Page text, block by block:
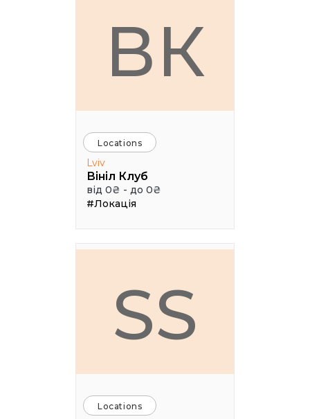
ВК
Locations
Lviv
Вініл Клуб
від 0₴ - до 0₴
#Локація
SS
Locations